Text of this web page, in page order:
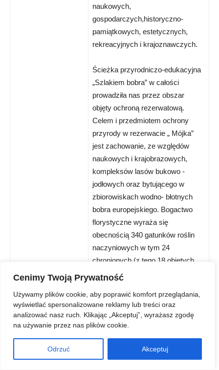
Cenimy Twoją Prywatność
Używamy plików cookie, aby poprawić komfort przeglądania,
wyświetlać spersonalizowane reklamy lub treści oraz
analizować nasz ruch. Klikając „Akceptuj”, wyrażasz zgodę
na używanie przez nas plików cookie.
Odrzuć Akceptuj
naukowych,
gospodarczych,historyczno-
pamiątkowych, estetycznych,
rekreacyjnych i krajoznawczych.
Ścieżka przyrodniczo-edukacyjna
„Szlakiem bobra” w całości
prowadziła nas przez obszar
objęty ochroną rezerwatową.
Celem i przedmiotem ochrony
przyrody w rezerwacie „ Mójka”
jest zachowanie, ze względów
naukowych i krajobrazowych,
kompleksów lasów bukowo -
jodłowych oraz bytującego w
zbiorowiskach wodno- błotnych
bobra europejskiego. Bogactwo
florystyczne wyraża się
obecnością 340 gatunków roślin
naczyniowych w tym 24
chronionych (z tego 18 objętych
ścisłą ochroną i 6 częściową).
W południowo-wschodniej części
rezerwatu na skraju lasu znajduje
się pomnik przyrody nieożywionej
„Błędny kamień”. Z kolei ok. 200 m
od pola turystycznego, w stronę
Ujazdów, już poza rezerwatem, po